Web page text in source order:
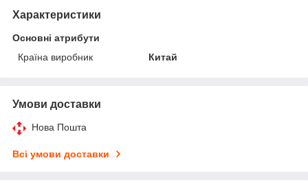
Характеристики
Основні атрибути
Країна виробник
Китай
Умови доставки
Нова Пошта
Всі умови доставки